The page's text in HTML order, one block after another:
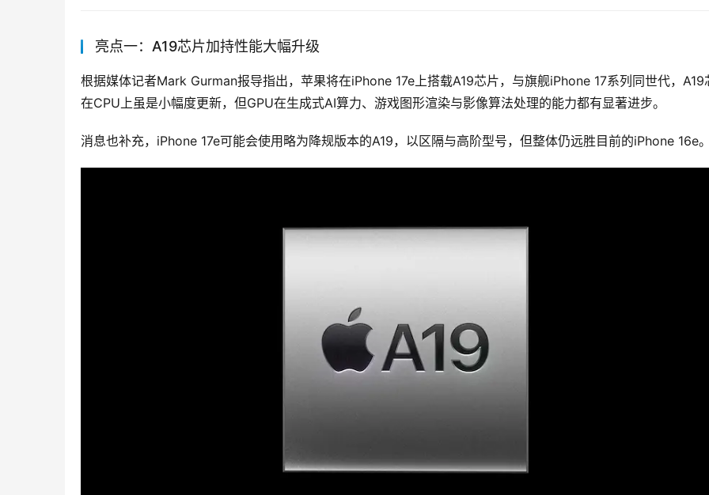
亮点一：A19芯片加持性能大幅升级
根据媒体记者Mark Gurman报导指出，苹果将在iPhone 17e上搭载A19芯片，与旗舰iPhone 17系列同世代，A19
在CPU上虽是小幅度更新，但GPU在生成式AI算力、游戏图形渲染与影像算法处理的能力都有显著进步。
消息也补充，iPhone 17e可能会使用略为降规版本的A19，以区隔与高阶型号，但整体仍远胜目前的iPhone 16e